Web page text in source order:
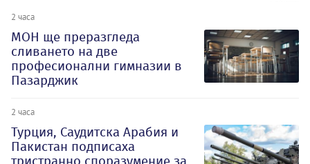
2 часа
МОН ще преразгледа
сливането на две
професионални гимназии в
Пазарджик
2 часа
Турция, Саудитска Арабия и
Пакистан подписаха
тристранно споразумение за